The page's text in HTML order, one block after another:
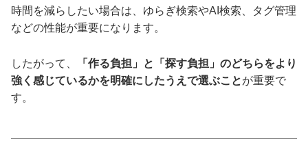
時間を減らしたい場合は、ゆらぎ検索やAI検索、タグ管理
などの性能が重要になります。
したがって、
「作る負担」と「探す負担」のどちらをより
強く感じているかを明確にしたうえで選ぶことが重要で
す。